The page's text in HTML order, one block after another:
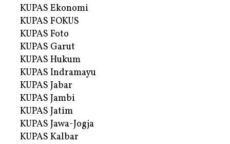
KUPAS Ekonomi
KUPAS FOKUS
KUPAS Foto
KUPAS Garut
KUPAS Hukum
KUPAS Indramayu
KUPAS Jabar
KUPAS Jambi
KUPAS Jatim
KUPAS Jawa-Jogja
KUPAS Kalbar